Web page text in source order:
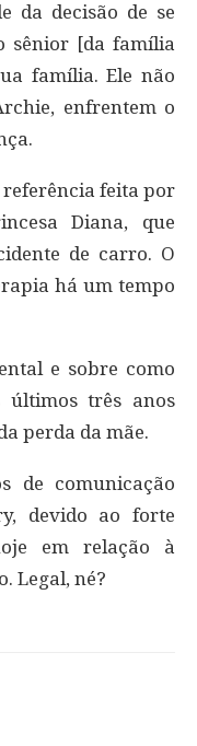
da decisão de se
sênior [da família
família. Ele não
enfrentem o
referência feita por
Diana, que
de carro. O
há um tempo
e sobre como
últimos três anos
perda da mãe.
de comunicação
devido ao forte
em relação à
Legal, né?